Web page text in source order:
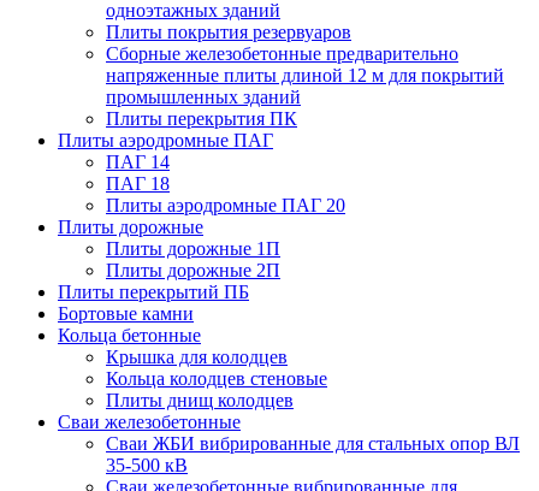
одноэтажных зданий
Плиты покрытия резервуаров
Сборные железобетонные предварительно
напряженные плиты длиной 12 м для покрытий
промышленных зданий
Плиты перекрытия ПК
Плиты аэродромные ПАГ
ПАГ 14
ПАГ 18
Плиты аэродромные ПАГ 20
Плиты дорожные
Плиты дорожные 1П
Плиты дорожные 2П
Плиты перекрытий ПБ
Бортовые камни
Кольца бетонные
Крышка для колодцев
Кольца колодцев стеновые
Плиты днищ колодцев
Сваи железобетонные
Сваи ЖБИ вибрированные для стальных опор ВЛ
35-500 кВ
Сваи железобетонные вибрированные для